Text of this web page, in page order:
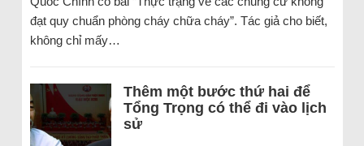
đạt quy chuẩn phòng cháy chữa cháy”. Tác giả cho biết,
không chỉ mấy…
Thêm một bước thứ hai để
Tổng Trọng có thể đi vào lịch
sử